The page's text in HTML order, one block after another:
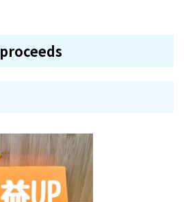
proceeds